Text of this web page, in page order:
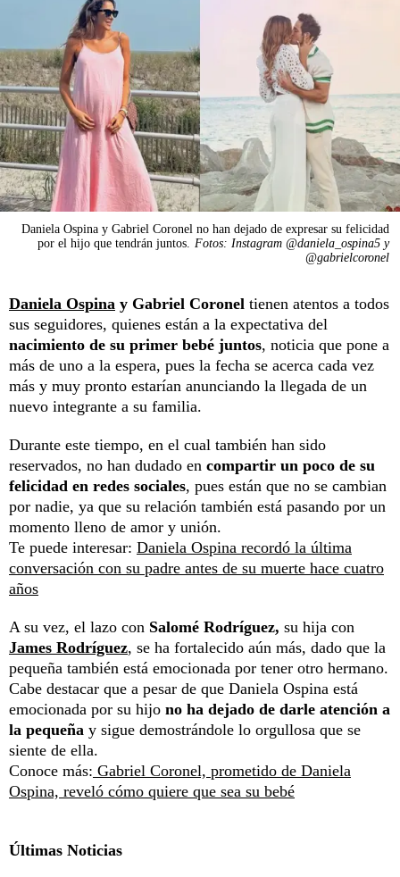
Daniela Ospina y Gabriel Coronel no han dejado de expresar su felicidad
por el hijo que tendrán juntos.
Fotos: Instagram @daniela_ospina5 y
@gabrielcoronel
Daniela Ospina y Gabriel Coronel tienen atentos a todos
sus seguidores, quienes están a la expectativa del
nacimiento de su primer bebé juntos, noticia que pone a
más de uno a la espera, pues la fecha se acerca cada vez
más y muy pronto estarían anunciando la llegada de un
nuevo integrante a su familia.
Durante este tiempo, en el cual también han sido
reservados, no han dudado en compartir un poco de su
felicidad en redes sociales, pues están que no se cambian
por nadie, ya que su relación también está pasando por un
momento lleno de amor y unión.
Te puede interesar: Daniela Ospina recordó la última
conversación con su padre antes de su muerte hace cuatro
años
A su vez, el lazo con Salomé Rodríguez, su hija con
James Rodríguez, se ha fortalecido aún más, dado que la
pequeña también está emocionada por tener otro hermano.
Cabe destacar que a pesar de que Daniela Ospina está
emocionada por su hijo no ha dejado de darle atención a
la pequeña y sigue demostrándole lo orgullosa que se
siente de ella.
Conoce más: Gabriel Coronel, prometido de Daniela
Ospina, reveló cómo quiere que sea su bebé
Últimas Noticias